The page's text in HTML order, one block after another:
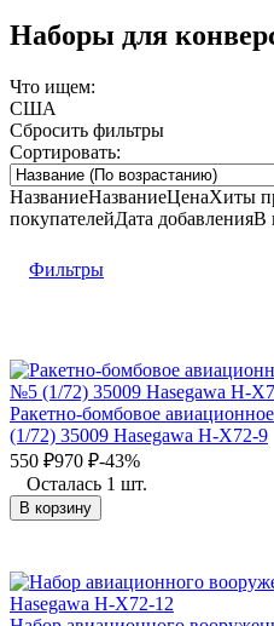
Наборы для
Что ищем:
США
Сбросить фильтры
Сортировать:
НазваниеНазваниеЦенаХиты
покупателейДата добавленияВ
Фильтры
Ракетно-бомбовое
(1/72) 35009 Hasegawa H-X72-9
550 ₽970 ₽-43%
Осталась 1 шт.
В корзину